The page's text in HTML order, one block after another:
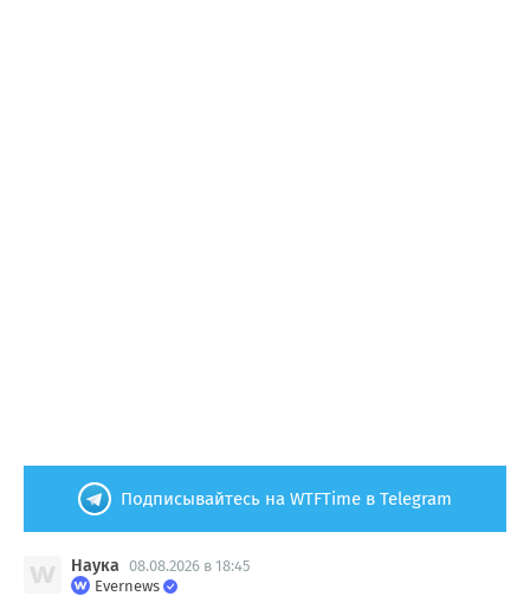
Подписывайтесь на WTFTime в Telegram
Наука 08.08.2026 в 18:45
Evernews